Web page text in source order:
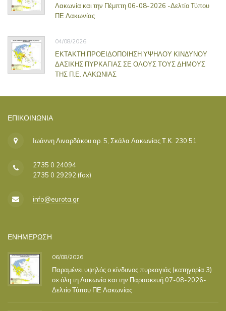
Λακωνία και την Πέμπτη 06-08-2026 -Δελτίο Τύπου
ΠΕ Λακωνίας
04/08/2026
ΕΚΤΑΚΤΗ ΠΡΟΕΙΔΟΠΟΙΗΣΗ ΥΨΗΛΟΥ ΚΙΝΔΥΝΟΥ
ΔΑΣΙΚΗΣ ΠΥΡΚΑΓΙΑΣ ΣΕ ΟΛΟΥΣ ΤΟΥΣ ΔΗΜΟΥΣ
ΤΗΣ Π.Ε. ΛΑΚΩΝΙΑΣ
ΕΠΙΚΟΙΝΩΝΊΑ
Ιωάννη Λιναρδάκου αρ. 5, Σκάλα Λακωνίας Τ.Κ. 230 51
2735 0 24094
2735 0 29292 (fax)
info@eurota.gr
ΕΝΗΜΕΡΩΣΗ
06/08/2026
Παραμένει υψηλός ο κίνδυνος πυρκαγιάς (κατηγορία 3)
σε όλη τη Λακωνία και την Παρασκευή 07-08-2026-
Δελτίο Τύπου ΠΕ Λακωνίας